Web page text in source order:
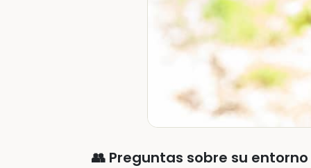
👥 Preguntas sobre su